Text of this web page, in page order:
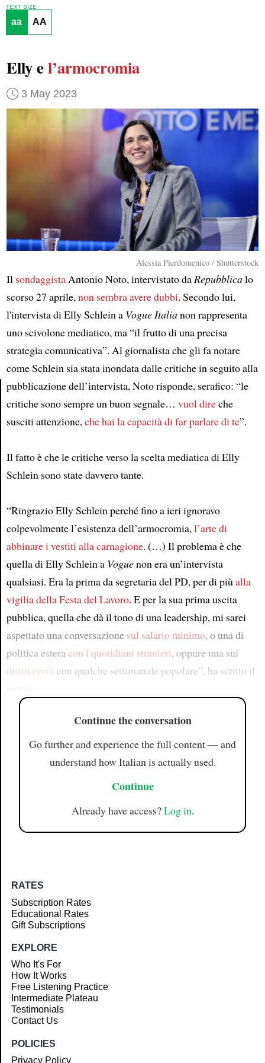
TEXT SIZE
aa AA
Elly el’armocromia
3 May 2023
Alessia Pierdomenico / Shutterstock
Il sondaggistaAntonio Noto, intervistato daRepubblicalo
scorso 27 aprile,non sembra avere dubbi. Secondo lui,
l'intervista di Elly Schlein a Vogue Italianon rappresenta
uno scivolone mediatico, ma “il frutto di una precisa
strategia comunicativa”. Al giornalista che gli fa notare
come Schlein sia stata inondata dalle critiche in seguito alla
pubblicazione dell’intervista, Noto risponde, serafico: “le
critiche sono sempre un buon segnale… vuol direche
susciti attenzione,che hai la capacità di far parlare di te”.
Il fatto è che le critiche verso la scelta mediatica di Elly
Schlein sono state davvero tante.
“Ringrazio Elly Schlein perché fino a ieri ignoravo
colpevolmente l’esistenza dell’armocromia,l’arte di
abbinare i vestiti alla carnagione. (…) Il problema è che
quella di Elly Schlein a Voguenon era un’intervista
qualsiasi. Era la prima da segretaria del PD, per di piùalla
vigilia della Festa del Lavoro. E per la sua prima uscita
pubblica, quella che dà il tono di una leadership, mi sarei
aspettato una conversazione sul salario minimo, o una di
politica esteracon i quotidiani stranieri, oppure una sui
diritti civili con qualche settimanale popolare”, ha scritto il
Continue the conversation
Go further and experience the full content — and
understand how Italian is actually used.
Continue
Already have access?Log in.
RATES
Subscription Rates
Educational Rates
Gift Subscriptions
EXPLORE
Who It's For
How It Works
Free Listening Practice
Intermediate Plateau
Testimonials
Contact Us
POLICIES
Privacy Policy